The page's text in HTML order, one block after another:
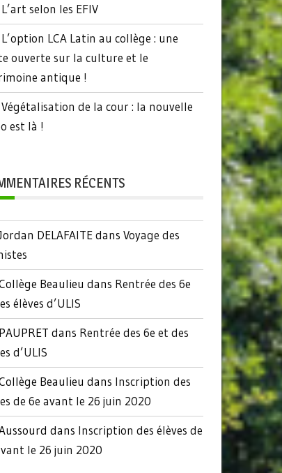
L’art selon les EFIV
L’option LCA Latin au collège : une
ouverte sur la culture et le
antique !
Végétalisation de la cour : la nouvelle
est là !
RÉCENTS
DELAFAITEdans Voyage des
Beaulieu dans Rentrée des 6e
élèves d’ULIS
PAUPRET dans Rentrée des 6e et des
d’ULIS
Beaulieu dans Inscription des
de 6e avant le 26 juin 2020
dans Inscription des élèves de
le 26 juin 2020